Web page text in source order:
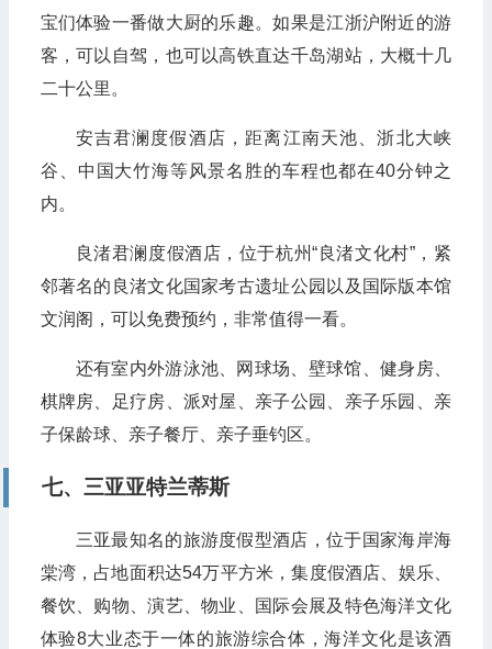
宝们体验一番做大厨的乐趣。如果是江浙沪附近的游
客，可以自驾，也可以高铁直达千岛湖站，大概十几
二十公里。
安吉君澜度假酒店，距离江南天池、浙北大峡
谷、中国大竹海等风景名胜的车程也都在40分钟之
内。
良渚君澜度假酒店，位于杭州“良渚文化村”，紧
邻著名的良渚文化国家考古遗址公园以及国际版本馆
文润阁，可以免费预约，非常值得一看。
还有室内外游泳池、网球场、壁球馆、健身房、
棋牌房、足疗房、派对屋、亲子公园、亲子乐园、亲
子保龄球、亲子餐厅、亲子垂钓区。
七、三亚亚特兰蒂斯
三亚最知名的旅游度假型酒店，位于国家海岸海
棠湾，占地面积达54万平方米，集度假酒店、娱乐、
餐饮、购物、演艺、物业、国际会展及特色海洋文化
体验8大业态于一体的旅游综合体，海洋文化是该酒